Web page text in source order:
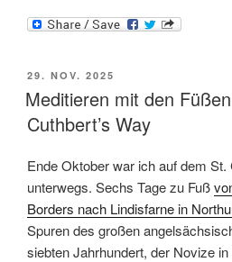
VERÖFFENTLICHT
AM
29. NOV. 2025
Meditieren mit den
Cuthbert’s Way
Ende Oktober war ich auf dem St.
unterwegs. Sechs Tage zu Fuß
Borders nach Lindisfarne in
Spuren des großen
siebten Jahrhundert, der Novize